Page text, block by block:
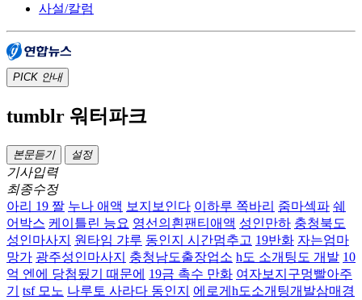
사설/칼럼
PICK 안내
tumblr 워터파크
본문듣기 설정
기사입력
최종수정
아리 19 짤 누나 애액 보지보인다 이하루 쪽바리 줌마섹파 쉐
어박스 케이틀린 능요 영선의흰팬티애액 성인만하 충청북도
성인마사지
원타임 갸루 동인지 시간멈추고 19반화 자는엄마
망가 광주성인마사지 충청남도출장업소 h도 소개팅도 개발 10
억 엔에 당첨됬기 때문에 19금 촉수 만화 여자보지구멍빨아주
기
tsf 모노 나루토 사라다 동인지
에로게h도소개팅개발삼매경